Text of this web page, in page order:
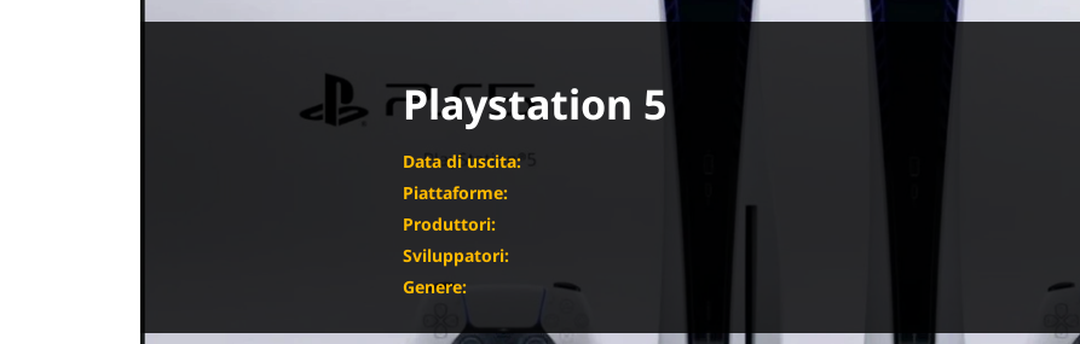
Playstation 5
Data di uscita:
Piattaforme:
Produttori:
Sviluppatori:
Genere: